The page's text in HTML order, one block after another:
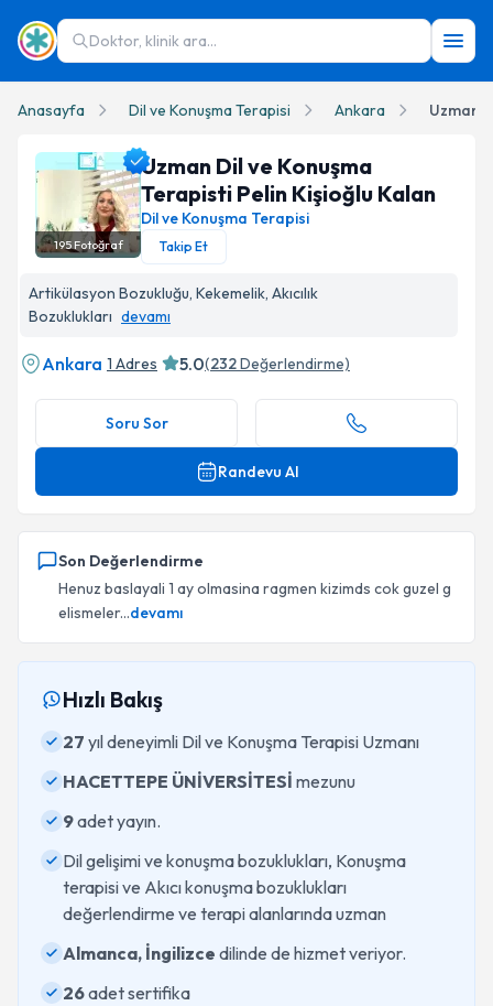
Doktor, klinik ara...
Anasayfa Dil ve Konuşma Terapisi Ankara
Uzman Dil ve Konuşma Terapisti Pelin Kişioğlu Kalan Profil
195Fotoğraf
Uzman Dil ve Konuşma
Terapisti Pelin Kişioğlu Kalan
Dil ve Konuşma Terapisi
Takip Et
Artikülasyon Bozukluğu, Kekemelik, Akıcılık
Bozuklukları devamı
Ankara 1 Adres 5.0(232Değerlendirme)
Soru Sor
Randevu Al
Son Değerlendirme
Henuz baslayali 1 ay olmasina ragmen kizimds cok guzel g
elismeler...devamı
Hızlı Bakış
27 yıl deneyimli Dil ve Konuşma Terapisi Uzmanı
HACETTEPE ÜNİVERSİTESİ mezunu
9adet yayın.
Dil gelişimi ve konuşma bozuklukları, Konuşma
terapisi ve Akıcı konuşma bozuklukları
değerlendirme ve terapi alanlarında uzman
Almanca, İngilizce dilinde de hizmet veriyor.
26adet sertifika